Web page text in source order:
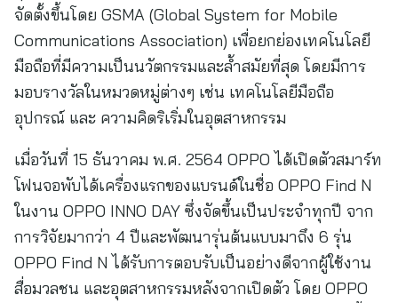
จัดตั้งขึ้นโดย GSMA (Global System for Mobile
Communications Association) เพื่อยกย่องเทคโนโลยี
มือถือที่มีความเป็นนวัตกรรมและล้ำสมัยที่สุด โดยมีการ
มอบรางวัลในหมวดหมู่ต่างๆ เช่น เทคโนโลยีมือถือ
อุปกรณ์ และ ความคิดริเริ่มในอุตสาหกรรม
เมื่อวันที่ 15 ธันวาคม พ.ศ. 2564 OPPO ได้เปิดตัวสมาร์ท
โฟนจอพับได้เครื่องแรกของแบรนด์ในชื่อ OPPO Find N
ในงาน OPPO INNO DAY ซึ่งจัดขึ้นเป็นประจำทุกปี จาก
การวิจัยมากว่า 4 ปีและพัฒนารุ่นต้นแบบมาถึง 6 รุ่น
OPPO Find N ได้รับการตอบรับเป็นอย่างดีจากผู้ใช้งาน
สื่อมวลชน และอุตสาหกรรมหลังจากเปิดตัว โดย OPPO